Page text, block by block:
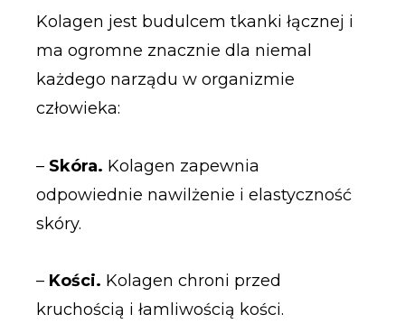
Kolagen jest budulcem tkanki łącznej i
ma ogromne znacznie dla niemal
każdego narządu w organizmie
człowieka:
– Skóra. Kolagen zapewnia
odpowiednie nawilżenie i elastyczność
skóry.
– Kości. Kolagen chroni przed
kruchością i łamliwością kości.